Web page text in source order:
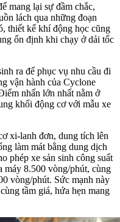
mang lại sự đầm chắc,
lách qua những đoạn
thiết kế khí động học cũng
ổn định khi chạy ở dải tốc
ra để phục vụ nhu cầu đi
vận hành của Cyclone
nhấn lớn nhất nằm ở
khối động cơ với mẫu xe
xi-lanh đơn, dung tích lên
làm mát bằng dung dịch
phép xe sản sinh công suất
máy 8.500 vòng/phút, cùng
vòng/phút. Sức mạnh này
tầm giá, hứa hẹn mang